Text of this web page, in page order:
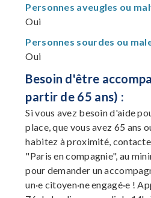
Personnes aveugles ou
Oui
Personnes sourdes ou
Oui
Besoin d'être
partir de 65 ans) :
Si vous avez besoin d'aide
place, que vous avez 65 ans
habitez à proximité,
"Paris en compagnie", au
pour demander un
un·e citoyen·ne engagé·e !